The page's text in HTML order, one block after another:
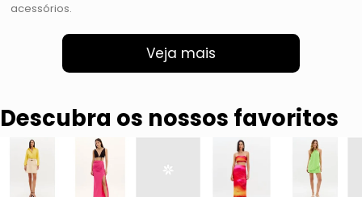
acessórios.
Veja mais
Descubra os nossos favoritos